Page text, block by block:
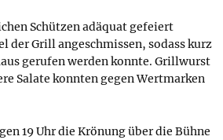
Schützen adäquat gefeiert
der Grill angeschmissen, sodass kurz
gerufen werden konnte. Grillwurst
Salate konnten gegen Wertmarken
19 Uhr die Krönung über die Bühne